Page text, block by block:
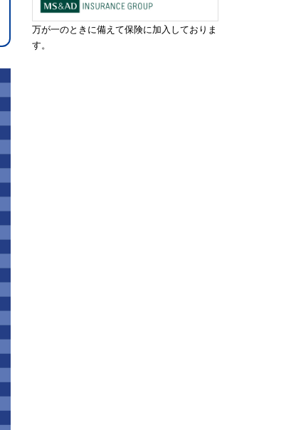
万が一のときに備えて保険に加入しておりま
す。